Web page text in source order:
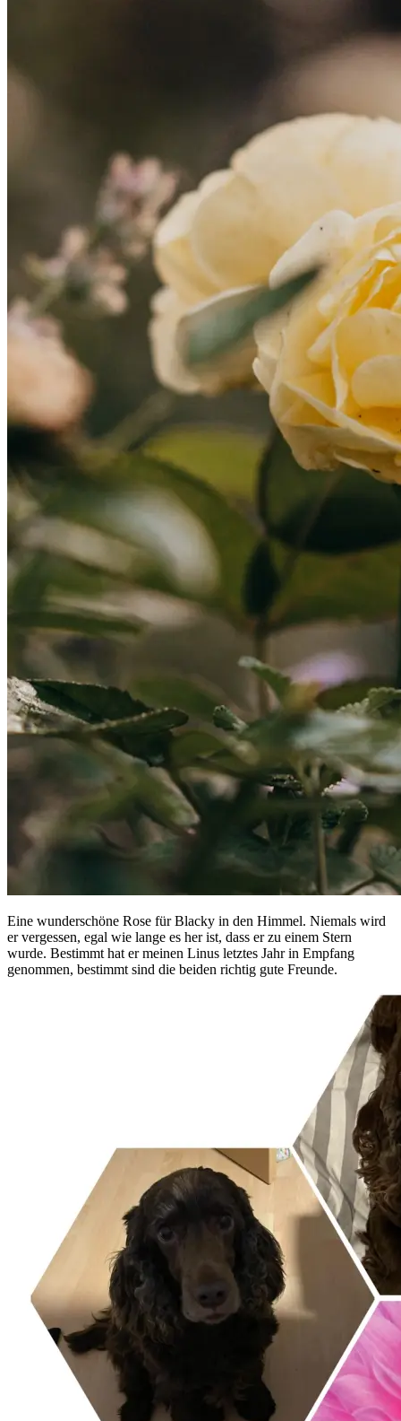
Eine wunderschöne Rose für Blacky in den Himmel. Niemals wird
er vergessen, egal wie lange es her ist, dass er zu einem Stern
wurde. Bestimmt hat er meinen Linus letztes Jahr in Empfang
genommen, bestimmt sind die beiden richtig gute Freunde.